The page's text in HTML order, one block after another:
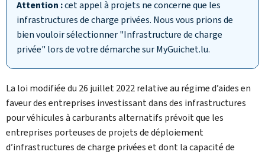
Attention :cet appel à projets ne concerne que les
infrastructures de charge privées. Nous vous prions de
bien vouloir sélectionner "Infrastructure de charge
privée" lors de votre démarche surMyGuichet.lu.
La loi modifiée du 26 juillet 2022 relative au régime d’aides en
faveur des entreprises investissant dans des infrastructures
pour véhicules à carburants alternatifs prévoit que les
entreprises porteuses de projets de déploiement
d’infrastructures de charge privées et dont la capacité de